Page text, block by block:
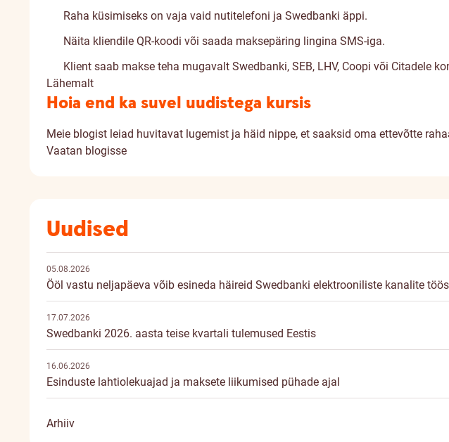
Raha küsimiseks on vaja vaid nutitelefoni ja Swedbanki äppi.
Näita kliendile QR-koodi või saada maksepäring lingina SMS-iga.
Klient saab makse teha mugavalt Swedbanki, SEB, LHV, Coopi või Citadele
Lähemalt
Hoia end ka suvel uudistega kursis
Meie blogist leiad huvitavat lugemist ja häid nippe, et saaksid oma ettevõtte
Vaatan blogisse
Uudised
05.08.2026
Ööl vastu neljapäeva võib esineda häireid Swedbanki elektrooniliste kanalite töös
17.07.2026
Swedbanki 2026. aasta teise kvartali tulemused Eestis
16.06.2026
Esinduste lahtiolekuajad ja maksete liikumised pühade ajal
Arhiiv